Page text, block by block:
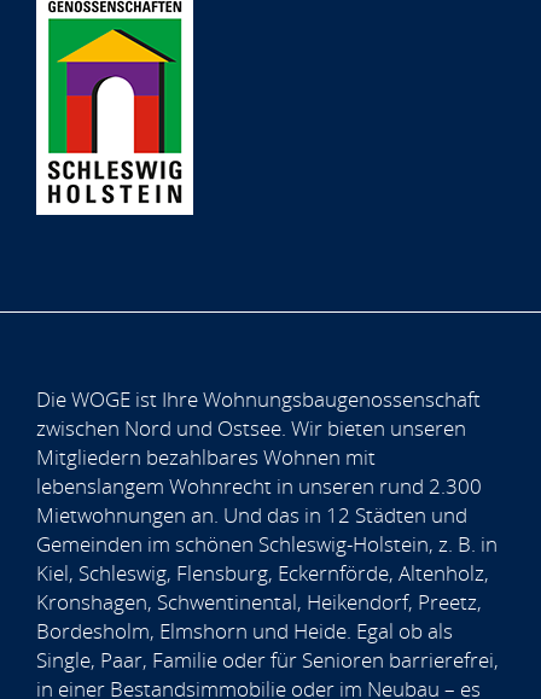
Die WOGE ist Ihre Wohnungsbaugenossenschaft
zwischen Nord und Ostsee. Wir bieten unseren
Mitgliedern bezahlbares Wohnen mit
lebenslangem Wohnrecht in unseren rund 2.300
Mietwohnungen an. Und das in 12 Städten und
Gemeinden im schönen Schleswig-Holstein, z. B. in
Kiel, Schleswig, Flensburg, Eckernförde, Altenholz,
Kronshagen, Schwentinental, Heikendorf, Preetz,
Bordesholm, Elmshorn und Heide. Egal ob als
Single, Paar, Familie oder für Senioren barrierefrei,
in einer Bestandsimmobilie oder im Neubau – es